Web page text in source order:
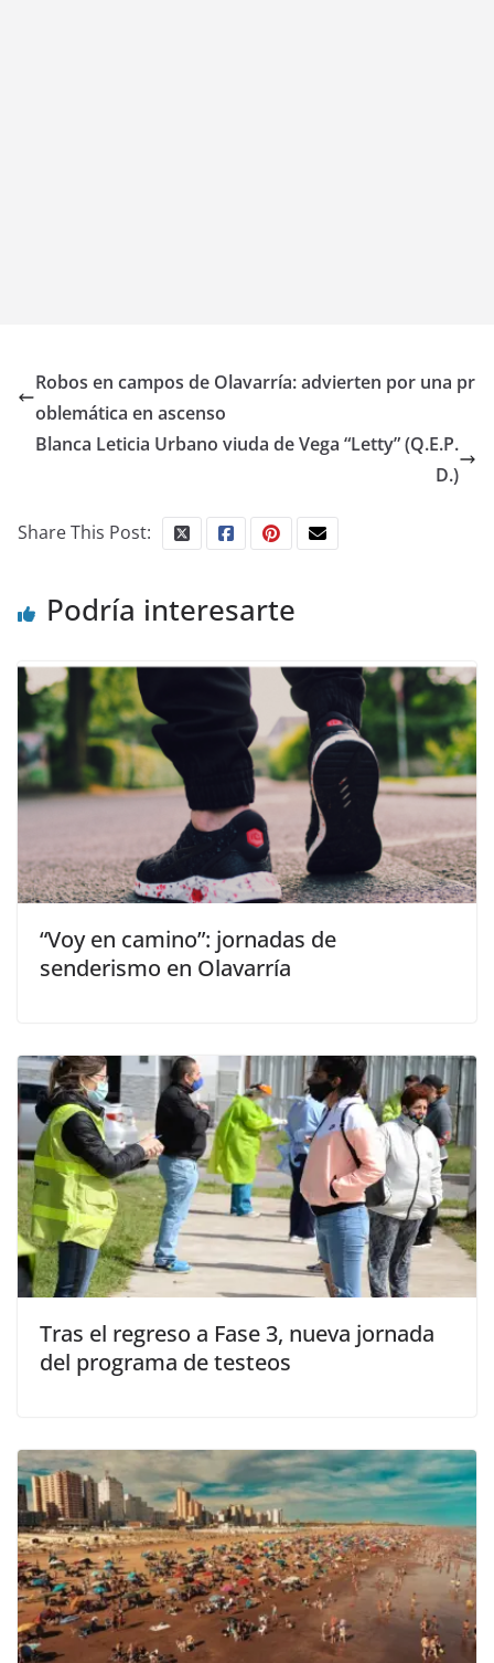
Robos en campos de Olavarría: advierten por una pr
oblemática en ascenso
Blanca Leticia Urbano viuda de Vega “Letty” (Q.E.P.
D.)
Share This Post:
Podría interesarte
“Voy en camino”: jornadas de
senderismo en Olavarría
Tras el regreso a Fase 3, nueva jornada
del programa de testeos